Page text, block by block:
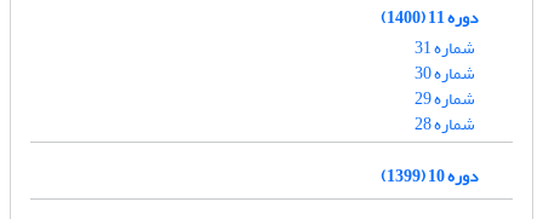
دوره 11 (1400)
شماره 31
شماره 30
شماره 29
شماره 28
دوره 10 (1399)